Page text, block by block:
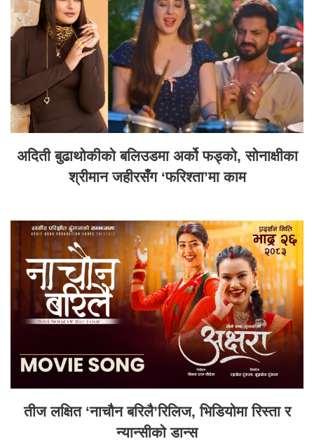
अदिती बुढाथोकीको बलिउडमा अर्को फड्को, सोनाक्षीका
श्रीमान जहीरसँग ‘फरिश्ता’मा काम
तीज लक्षित ‘नाचौन बरिलै’रिलिज, भिडियोमा रिस्ता र
न्यान्सीको डान्स